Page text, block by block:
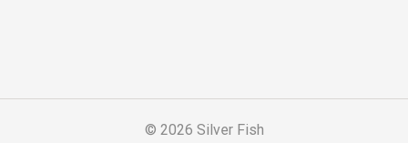
© 2026 Silver Fish